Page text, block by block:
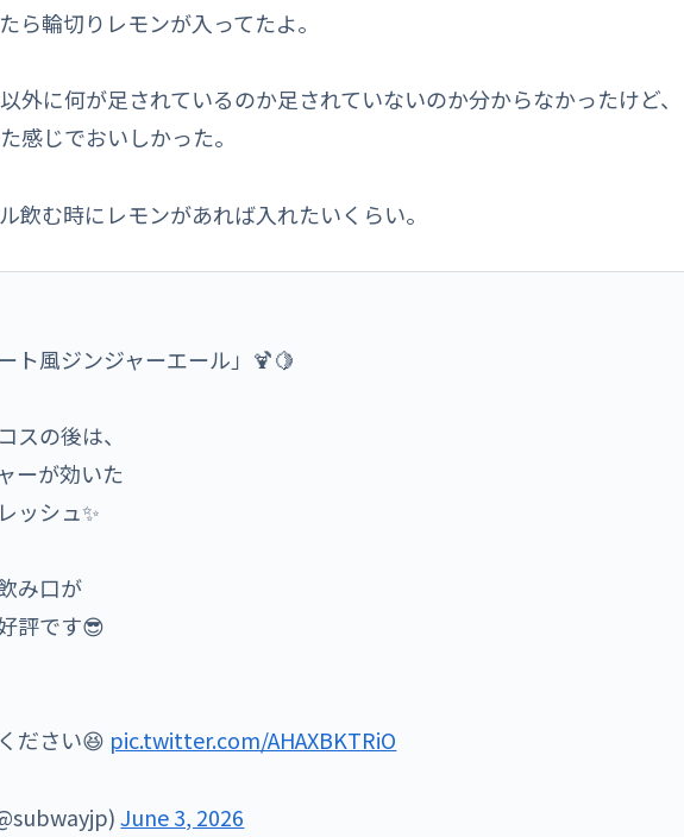
ら輪切りレモンが入ってたよ。
外に何が足されているのか足されていないのか分からなかったけど、
感じでおいしかった。
飲む時にレモンがあれば入れたいくらい。
ト風ジンジャーエール」🍹🍋
スの後は、
ーが効いた
ッシュ✨
み口が
評です😎
ださい😆 pic.twitter.com/AHAXBKTRiO
June 3, 2026